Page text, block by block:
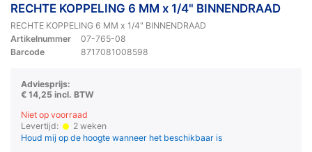
RECHTE KOPPELING 6 MM x 1/4" BINNENDRAAD
RECHTE KOPPELING 6 MM x 1/4" BINNENDRAAD
Artikelnummer
07-765-08
Barcode
8717081008598
Adviesprijs:
€ 14,25 incl. BTW
Niet op voorraad
Levertijd:
2 weken
Houd mij op de hoogte wanneer het beschikbaar is